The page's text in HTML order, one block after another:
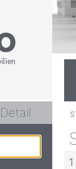
Detail